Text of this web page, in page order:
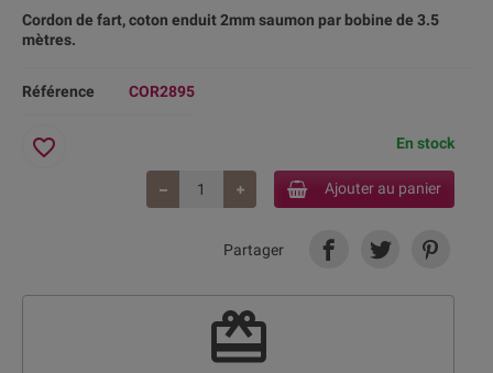
Cordon de fart, coton enduit 2mm saumon par bobine de 3.5
mètres.
Référence COR2895
En stock
Ajouter au panier
favorite_border
Partager
redeem